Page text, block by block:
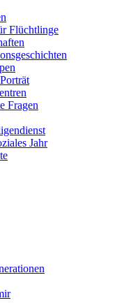
Flüchtlinge
Fragen
Jahr